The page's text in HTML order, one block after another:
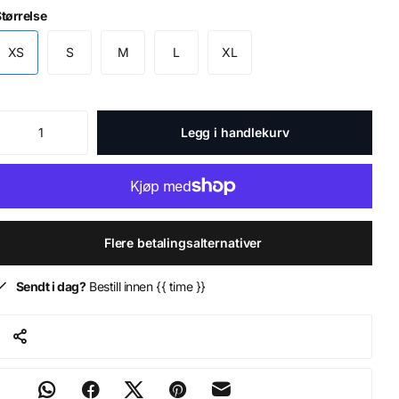
XS S M L XL
Legg i handlekurv
Flere betalingsalternativer
Sendt i dag?Bestill innen {{ time }}